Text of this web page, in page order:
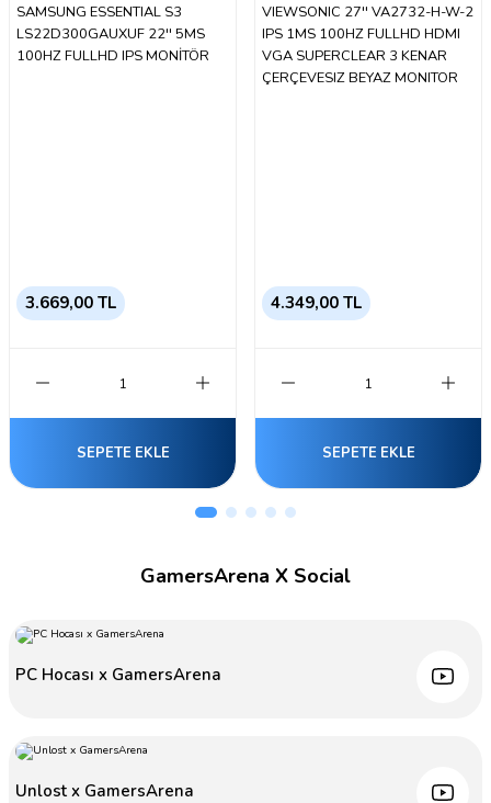
SAMSUNG ESSENTIAL S3
LS22D300GAUXUF 22'' 5MS
100HZ FULLHD IPS MONİTÖR
3.669,00 TL
SEPETE EKLE
VIEWSONIC 27'' VA2732-H-W-2
IPS 1MS 100HZ FULLHD HDMI
VGA SUPERCLEAR 3 KENAR
ÇERÇEVESIZ BEYAZ MONITOR
4.349,00 TL
SEPETE EKLE
GamersArena X Social
PC Hocası x GamersArena
Unlost x GamersArena